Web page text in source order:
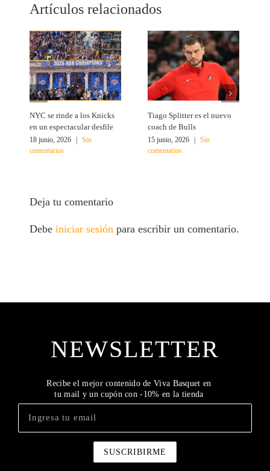
Artículos relacionados
NYC se rinde a los Knicks
en un espectacular desfile
18 junio, 2026
Sin
comentarios
Tiago Splitter es el nuevo
coach de Bulls
15 junio, 2026
Sin
comentarios
Deja tu comentario
Debeiniciar sesiónpara escribir un comentario.
NEWSLETTER
Recibe el mejor contenido de Viva Basquet en
tu mail y un cupón con -10% en la tienda